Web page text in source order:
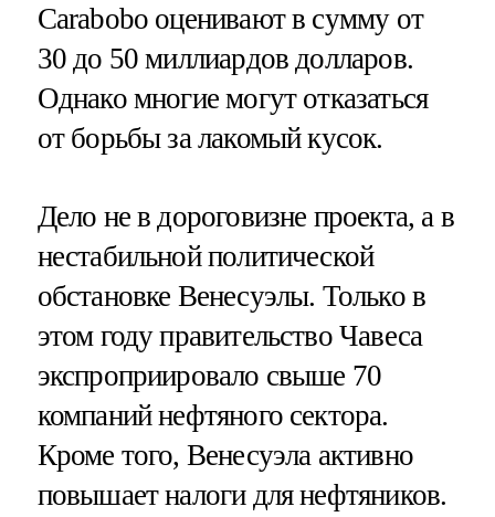
Carabobo оценивают в сумму от
30 до 50 миллиардов долларов.
Однако многие могут отказаться
от борьбы за лакомый кусок.
Дело не в дороговизне проекта, а в
нестабильной политической
обстановке Венесуэлы. Только в
этом году правительство Чавеса
экспроприировало свыше 70
компаний нефтяного сектора.
Кроме того, Венесуэла активно
повышает налоги для нефтяников.